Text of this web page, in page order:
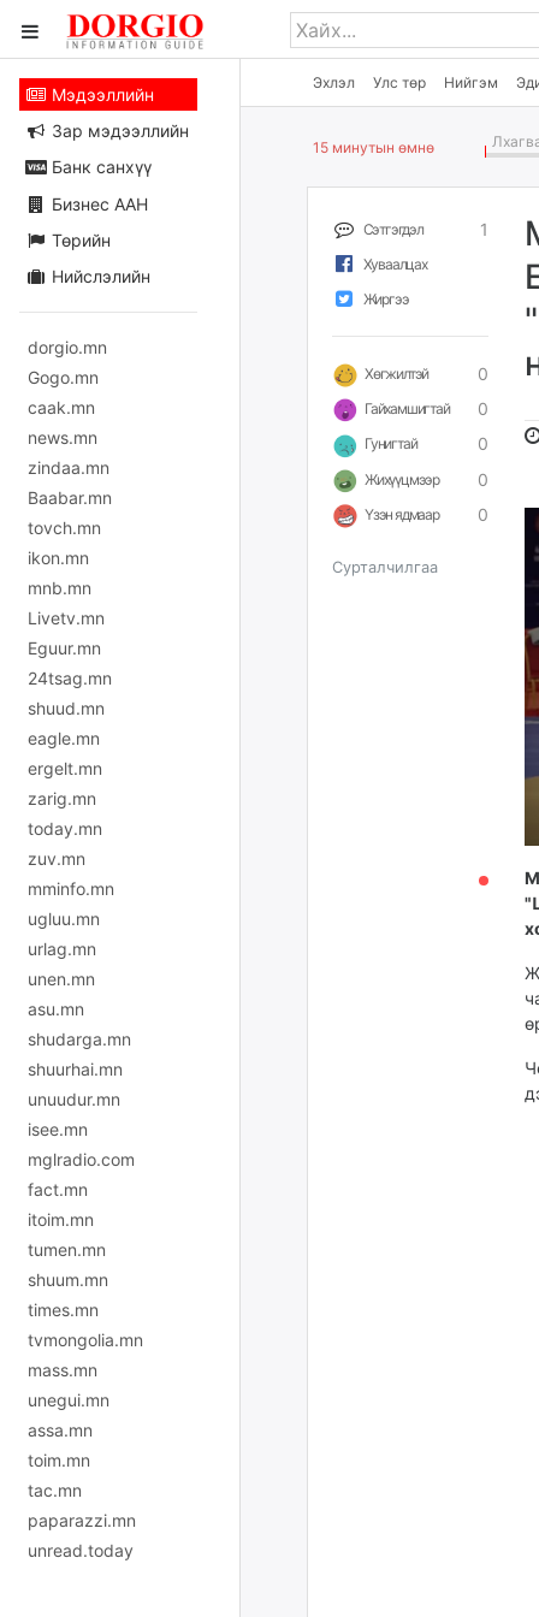
Эхлэл Улс төр Нийгэм
Мэдээллийн
Зар мэдээллийн
Банк санхүү
Бизнес ААН
Төрийн
Нийслэлийн
dorgio.mn
Gogo.mn
caak.mn
news.mn
zindaa.mn
Baabar.mn
tovch.mn
ikon.mn
mnb.mn
Livetv.mn
Eguur.mn
24tsag.mn
shuud.mn
eagle.mn
ergelt.mn
zarig.mn
today.mn
zuv.mn
mminfo.mn
ugluu.mn
urlag.mn
unen.mn
asu.mn
shudarga.mn
shuurhai.mn
unuudur.mn
isee.mn
mglradio.com
fact.mn
itoim.mn
tumen.mn
shuum.mn
times.mn
tvmongolia.mn
mass.mn
unegui.mn
assa.mn
toim.mn
tac.mn
paparazzi.mn
unread.today
15 минутын өмнө
Сэтгэгдэл 1
Хуваалцах
Жиргээ
Хөгжилтэй 0
Гайхамшигтай 0
Гунигтай 0
Жихүүцмээр 0
Үзэн ядмаар 0
Сурталчилгаа